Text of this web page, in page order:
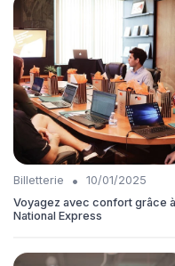
Billetterie •
10/01/2025
Voyagez avec confort grâce à
National Express